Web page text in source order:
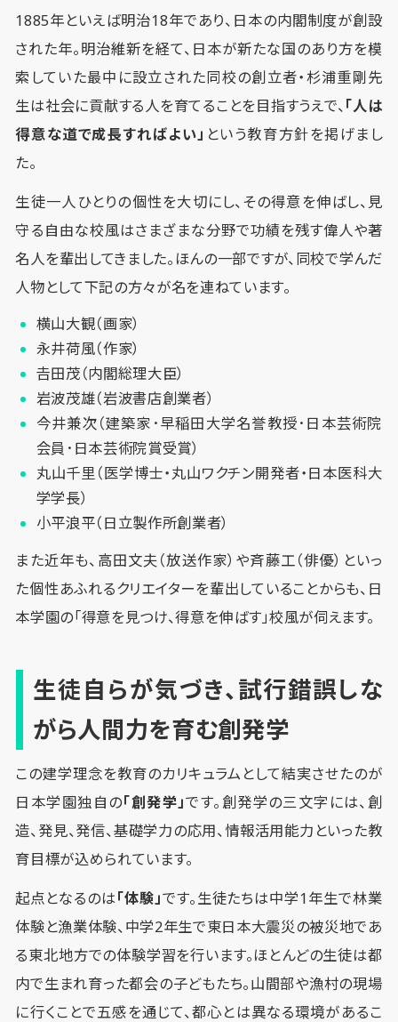
1885年といえば明治18年であり、日本の内閣制度が創設
された年。明治維新を経て、日本が新たな国のあり方を模
索していた最中に設立された同校の創立者・杉浦重剛先
生は社会に貢献する人を育てることを目指すうえで、「人は
得意な道で成長すればよい」 という教育方針を掲げまし
た。
生徒一人ひとりの個性を大切にし、その得意を伸ばし、見
守る自由な校風はさまざまな分野で功績を残す偉人や著
名人を輩出してきました。ほんの一部ですが、同校で学んだ
人物として下記の方々が名を連ねています。
横山大観（画家）
永井荷風（作家）
𠮷田茂（内閣総理大臣）
岩波茂雄（岩波書店創業者）
今井兼次（建築家･早稲田大学名誉教授･日本芸術院
会員･日本芸術院賞受賞）
丸山千里（医学博士・丸山ワクチン開発者・日本医科大
学学長）
小平浪平（日立製作所創業者）
また近年も、高田文夫（放送作家）や斉藤工（俳優）といっ
た個性あふれるクリエイターを輩出していることからも、日
本学園の「得意を見つけ、得意を伸ばす」校風が伺えます。
生徒自らが気づき、試行錯誤しな
がら人間力を育む創発学
この建学理念を教育のカリキュラムとして結実させたのが
日本学園独自の「創発学」です。創発学の三文字には、創
造、発見、発信、基礎学力の応用、情報活用能力といった教
育目標が込められています。
起点となるのは「体験」です。生徒たちは中学1年生で林業
体験と漁業体験、中学2年生で東日本大震災の被災地であ
る東北地方での体験学習を行います。ほとんどの生徒は都
内で生まれ育った都会の子どもたち。山間部や漁村の現場
に行くことで五感を通じて、都心とは異なる環境があるこ